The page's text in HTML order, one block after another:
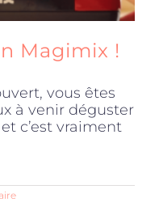
Magimix !
vous êtes
à venir déguster
c’est vraiment